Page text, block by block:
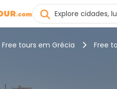
Free tours em Grécia Free